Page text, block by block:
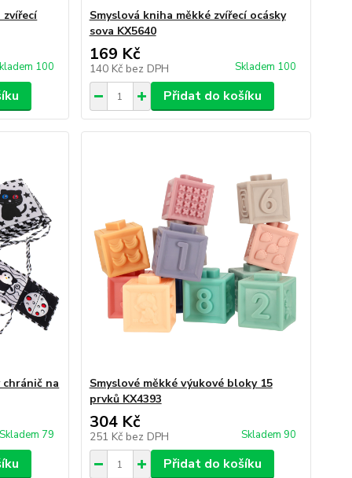
zvířecí
100
Smyslová kniha měkké zvířecí ocásky
sova KX5640
169 Kč
140 Kč bez DPH Skladem 100
Přidat do košíku
na
79
Smyslové měkké výukové bloky 15
prvků KX4393
304 Kč
251 Kč bez DPH Skladem 90
Přidat do košíku